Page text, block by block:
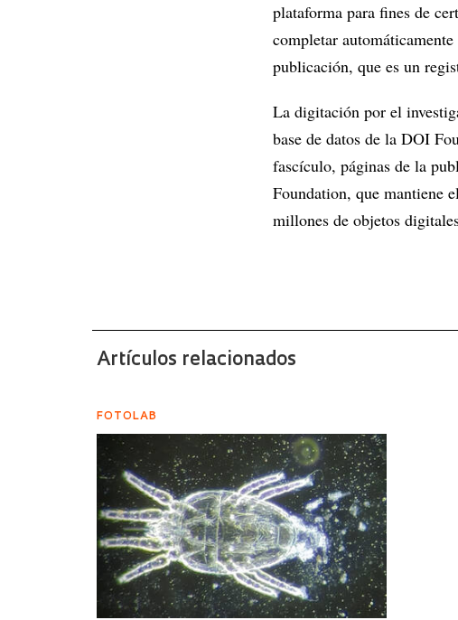
plataforma para fines de
completar
publicación, que es un
La digitación por el
base de datos de la DOI
fascículo, páginas de la
Foundation, que mantiene
millones de objetos